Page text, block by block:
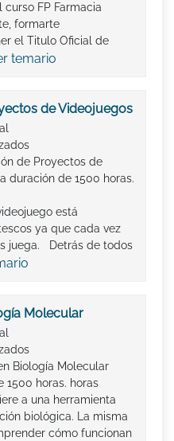
FP Farmacia
formarte
el Titulo Oficial de
temario
de Videojuegos
de Proyectos de
duración de 1500 horas.
está
ya que cada vez
juega. Detrás de todos
Molecular
Biología Molecular
1500 horas. horas
a una herramienta
biológica. La misma
cómo funcionan